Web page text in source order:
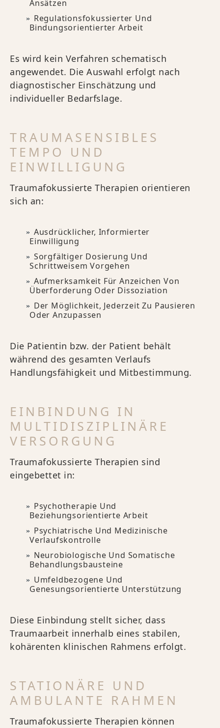
Ansätzen
Regulationsfokussierter Und
Bindungsorientierter Arbeit
Es wird kein Verfahren schematisch
angewendet. Die Auswahl erfolgt nach
diagnostischer Einschätzung und
individueller Bedarfslage.
TRAUMASENSIBLES
TEMPO UND
EINWILLIGUNG
Traumafokussierte Therapien orientieren
sich an:
Ausdrücklicher, Informierter
Einwilligung
Sorgfältiger Dosierung Und
Schrittweisem Vorgehen
Aufmerksamkeit Für Anzeichen Von
Überforderung Oder Dissoziation
Der Möglichkeit, Jederzeit Zu Pausieren
Oder Anzupassen
Die Patientin bzw. der Patient behält
während des gesamten Verlaufs
Handlungsfähigkeit und Mitbestimmung.
EINBINDUNG IN
MULTIDISZIPLINÄRE
VERSORGUNG
Traumafokussierte Therapien sind
eingebettet in:
Psychotherapie Und
Beziehungsorientierte Arbeit
Psychiatrische Und Medizinische
Verlaufskontrolle
Neurobiologische Und Somatische
Behandlungsbausteine
Umfeldbezogene Und
Genesungsorientierte Unterstützung
Diese Einbindung stellt sicher, dass
Traumaarbeit innerhalb eines stabilen,
kohärenten klinischen Rahmens erfolgt.
STATIONÄRE UND
AMBULANTE RAHMEN
Traumafokussierte Therapien können